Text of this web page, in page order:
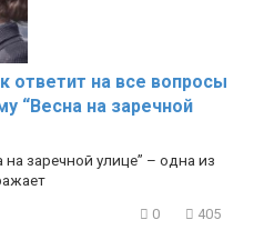
ответит на все вопросы
“Весна на заречной
на заречной улице” – одна из
0 405